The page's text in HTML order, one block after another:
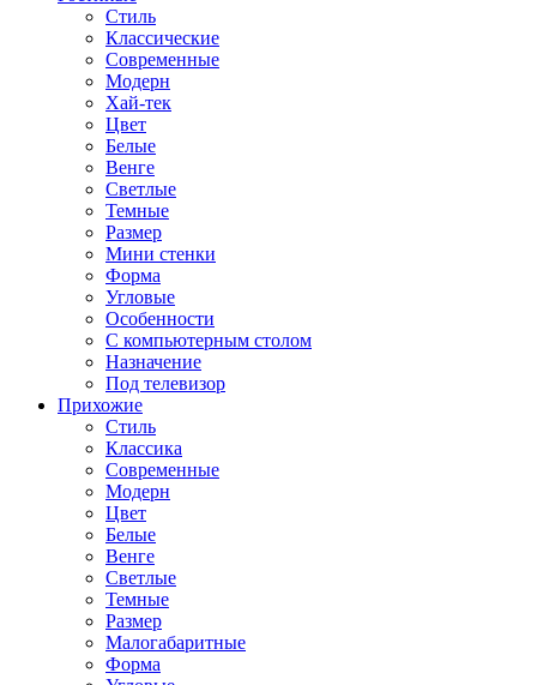
Стиль
Классические
Современные
Модерн
Хай-тек
Цвет
Белые
Венге
Светлые
Темные
Размер
Мини стенки
Форма
Угловые
Особенности
С компьютерным столом
Назначение
Под телевизор
Прихожие
Стиль
Классика
Современные
Модерн
Цвет
Белые
Венге
Светлые
Темные
Размер
Малогабаритные
Форма